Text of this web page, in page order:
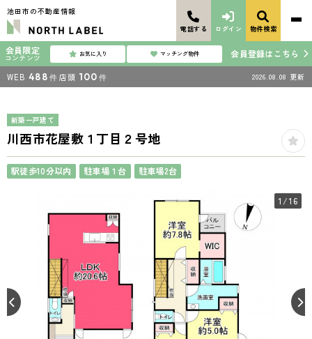
池田市の不動産情報
電話する ログイン 物件検索
会員限定
コンテンツ お気に入り マッチング物件 会員登録はこちら
WEB 488 件 店頭 100 件 2026.08.08 更新
新築一戸建て
川西市花屋敷１丁目２号地
駅徒歩10分以内 駐車場１台 駐車場2台
1 /16